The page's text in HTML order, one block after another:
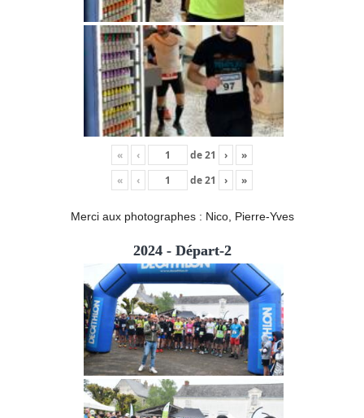
« ‹ de21 ›
»
«
‹ de21 › »
Merci aux photographes : Nico, Pierre-Yves
2024 - Départ-2